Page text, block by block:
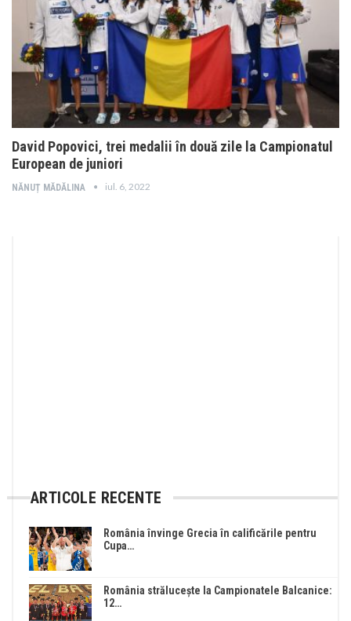
David Popovici, trei medalii în două zile la Campionatul
European de juniori
NĂNUȚ MĂDĂLINA iul. 6, 2022
ARTICOLE RECENTE
România învinge Grecia în calificările pentru
Cupa…
România strălucește la Campionatele Balcanice:
12…